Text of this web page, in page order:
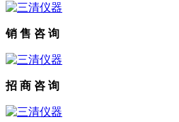
销 售 咨 询
招 商 咨 询